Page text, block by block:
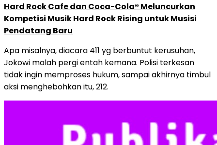
Hard Rock Cafe dan Coca-Cola® Meluncurkan
Kompetisi Musik Hard Rock Rising untuk Musisi
Pendatang Baru
Apa misalnya, diacara 411 yg berbuntut kerusuhan,
Jokowi malah pergi entah kemana. Polisi terkesan
tidak ingin memproses hukum, sampai akhirnya timbul
aksi menghebohkan itu, 212.